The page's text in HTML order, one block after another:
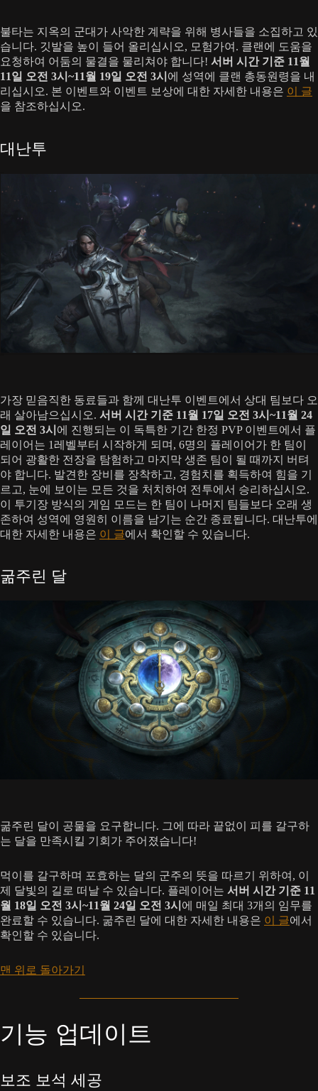
불타는 지옥의 군대가 사악한 계략을 위해 병사들을 소집하고 있
습니다. 깃발을 높이 들어 올리십시오, 모험가여. 클랜에 도움을
요청하여 어둠의 물결을 물리쳐야 합니다! 서버 시간 기준 11월
11일 오전 3시~11월 19일 오전 3시 에 성역에 클랜 총동원령을 내
리십시오. 본 이벤트와 이벤트 보상에 대한 자세한 내용은 이 글
을 참조하십시오.
대난투
가장 믿음직한 동료들과 함께 대난투 이벤트에서 상대 팀보다 오
래 살아남으십시오. 서버 시간 기준 11월 17일 오전 3시~11월 24
일 오전 3시 에 진행되는 이 독특한 기간 한정 PVP 이벤트에서 플
레이어는 1레벨부터 시작하게 되며, 6명의 플레이어가 한 팀이
되어 광활한 전장을 탐험하고 마지막 생존 팀이 될 때까지 버텨
야 합니다. 발견한 장비를 장착하고, 경험치를 획득하여 힘을 기
르고, 눈에 보이는 모든 것을 처치하여 전투에서 승리하십시오.
이 투기장 방식의 게임 모드는 한 팀이 나머지 팀들보다 오래 생
존하여 성역에 영원히 이름을 남기는 순간 종료됩니다. 대난투에
대한 자세한 내용은 이 글에서 확인할 수 있습니다.
굶주린 달
굶주린 달이 공물을 요구합니다. 그에 따라 끝없이 피를 갈구하
는 달을 만족시킬 기회가 주어졌습니다!
먹이를 갈구하며 포효하는 달의 군주의 뜻을 따르기 위하여, 이
제 달빛의 길로 떠날 수 있습니다. 플레이어는 서버 시간 기준 11
월 18일 오전 3시~11월 24일 오전 3시 에 매일 최대 3개의 임무를
완료할 수 있습니다. 굶주린 달에 대한 자세한 내용은 이 글에서
확인할 수 있습니다.
맨 위로 돌아가기
기능 업데이트
보조 보석 세공